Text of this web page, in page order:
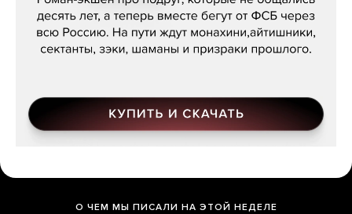
О ЧЕМ МЫ ПИСАЛИ НА ЭТОЙ НЕДЕЛЕ